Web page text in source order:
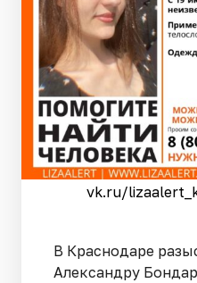
vk.ru/
В Краснодаре
Александру